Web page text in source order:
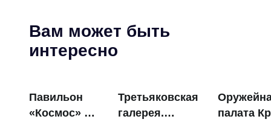
Вам может быть
интересно
Павильон
«Космос» на
Третьяковская
галерея.
палата